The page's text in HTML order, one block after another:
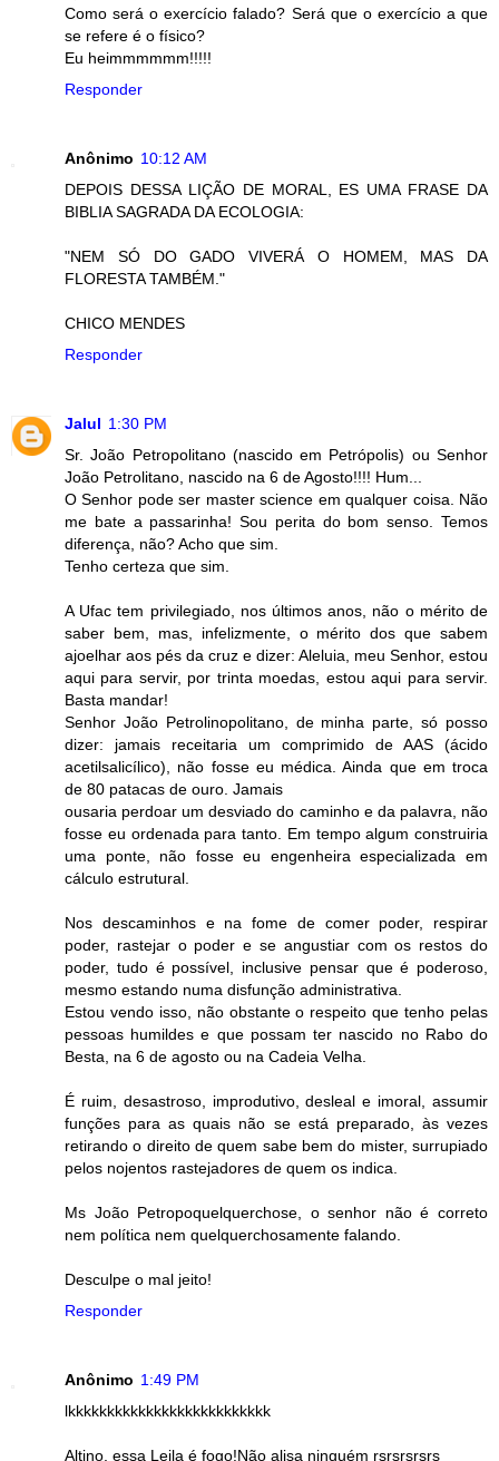
Como será o exercício falado? Será que o exercício a que
se refere é o físico?
Eu heimmmmmm!!!!!
Responder
Anônimo 10:12 AM
DEPOIS DESSA LIÇÃO DE MORAL, ES UMA FRASE DA
BIBLIA SAGRADA DA ECOLOGIA:
"NEM SÓ DO GADO VIVERÁ O HOMEM, MAS DA
FLORESTA TAMBÉM."
CHICO MENDES
Responder
Jalul 1:30 PM
Sr. João Petropolitano (nascido em Petrópolis) ou Senhor
João Petrolitano, nascido na 6 de Agosto!!!! Hum...
O Senhor pode ser master science em qualquer coisa. Não
me bate a passarinha! Sou perita do bom senso. Temos
diferença, não? Acho que sim.
Tenho certeza que sim.
A Ufac tem privilegiado, nos últimos anos, não o mérito de
saber bem, mas, infelizmente, o mérito dos que sabem
ajoelhar aos pés da cruz e dizer: Aleluia, meu Senhor, estou
aqui para servir, por trinta moedas, estou aqui para servir.
Basta mandar!
Senhor João Petrolinopolitano, de minha parte, só posso
dizer: jamais receitaria um comprimido de AAS (ácido
acetilsalicílico), não fosse eu médica. Ainda que em troca
de 80 patacas de ouro. Jamais
ousaria perdoar um desviado do caminho e da palavra, não
fosse eu ordenada para tanto. Em tempo algum construiria
uma ponte, não fosse eu engenheira especializada em
cálculo estrutural.
Nos descaminhos e na fome de comer poder, respirar
poder, rastejar o poder e se angustiar com os restos do
poder, tudo é possível, inclusive pensar que é poderoso,
mesmo estando numa disfunção administrativa.
Estou vendo isso, não obstante o respeito que tenho pelas
pessoas humildes e que possam ter nascido no Rabo do
Besta, na 6 de agosto ou na Cadeia Velha.
É ruim, desastroso, improdutivo, desleal e imoral, assumir
funções para as quais não se está preparado, às vezes
retirando o direito de quem sabe bem do mister, surrupiado
pelos nojentos rastejadores de quem os indica.
Ms João Petropoquelquerchose, o senhor não é correto
nem política nem quelquerchosamente falando.
Desculpe o mal jeito!
Responder
Anônimo 1:49 PM
lkkkkkkkkkkkkkkkkkkkkkkkkkk
Altino, essa Leila é fogo!Não alisa ninguém rsrsrsrsrs